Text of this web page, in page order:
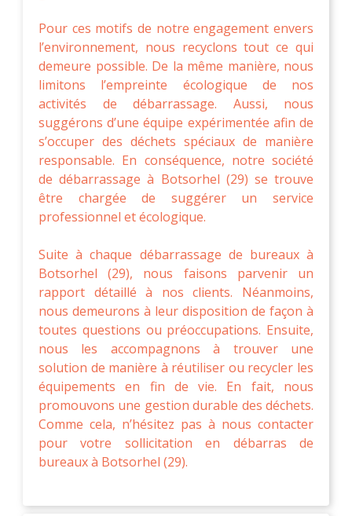
Pour ces motifs de notre engagement envers
l’environnement, nous recyclons tout ce qui
demeure possible. De la même manière, nous
limitons l’empreinte écologique de nos
activités de débarrassage. Aussi, nous
suggérons d’une équipe expérimentée afin de
s’occuper des déchets spéciaux de manière
responsable. En conséquence, notre société
de débarrassage à Botsorhel (29) se trouve
être chargée de suggérer un service
professionnel et écologique.
Suite à chaque débarrassage de bureaux à
Botsorhel (29), nous faisons parvenir un
rapport détaillé à nos clients. Néanmoins,
nous demeurons à leur disposition de façon à
toutes questions ou préoccupations. Ensuite,
nous les accompagnons à trouver une
solution de manière à réutiliser ou recycler les
équipements en fin de vie. En fait, nous
promouvons une gestion durable des déchets.
Comme cela, n’hésitez pas à nous contacter
pour votre sollicitation en débarras de
bureaux à Botsorhel (29).